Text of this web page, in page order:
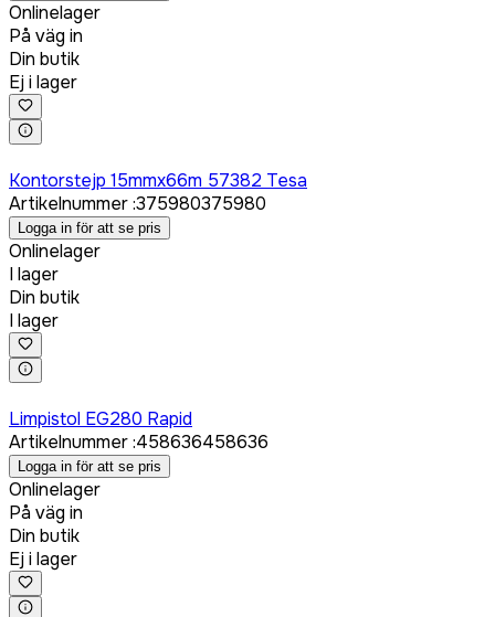
Onlinelager
På väg in
Din butik
Ej i lager
Kontorstejp 15mmx66m 57382 Tesa
Artikelnummer:375980375980
Logga in för att se pris
Onlinelager
I lager
Din butik
I lager
Limpistol EG280 Rapid
Artikelnummer:458636458636
Logga in för att se pris
Onlinelager
På väg in
Din butik
Ej i lager